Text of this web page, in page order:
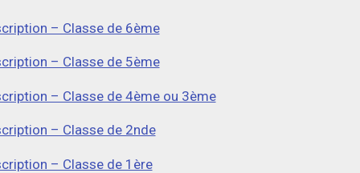
– Classe de 6ème
– Classe de 5ème
– Classe de 4ème ou 3ème
– Classe de 2nde
– Classe de 1ère